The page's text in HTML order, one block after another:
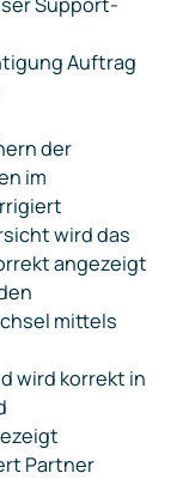
Auftrag
der
im
wird das
angezeigt
mittels
wird korrekt in
Partner